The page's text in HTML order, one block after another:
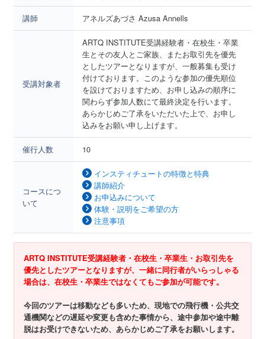
講師 アネルズあづさ Azusa Annells
受講対象者
ARTQ INSTITUTE受講経験者・在校生・卒業
生とその友人とご家族、またお取引先を優先
としたツアーとなりますが、一般募集も受け
付けております。このような参加の優先順位
を設けておりますため、お申し込みの順序に
関わらず参加人数にて最終決定を行います。
あらかじめご了承をいただいた上で、お申し
込みをお願い申し上げます。
催行人数 10
コースにつ
いて
インスティチュートの特徴と特典
講師紹介
お申込みについて
体験・説明をご希望の方
注意事項
ARTQ INSTITUTE受講経験者・在校生・卒業生・お取引先を
優先としたツアーとなりますが、一緒に同行者がいらっしゃる
場合は、在校生・卒業生ではなくてもご参加が可能です。
今回のツアーは移動なども多いため、現地での飛行機・公共交
通機関などの遅延や変更も含めた事情から、途中参加や途中離
脱はお受けできないため、あらかじめご了承をお願いします。